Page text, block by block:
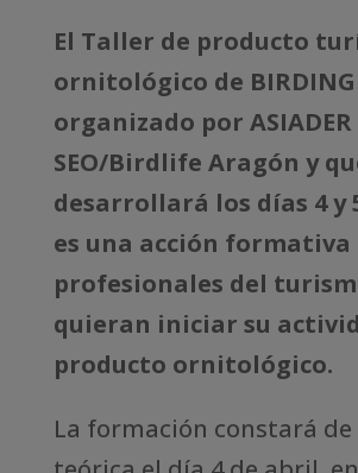
El Taller de producto
ornitológico de BIRDING
organizado por ASIADER
SEO/Birdlife Aragón y
desarrollará los días 4 y
es una acción
profesionales del
quieran iniciar su
producto ornitológico.
La formación constará